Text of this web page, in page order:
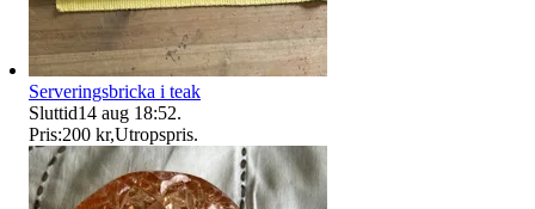
Serveringsbricka i teak
Sluttid14 aug 18:52.
Pris:200 kr,Utropspris.